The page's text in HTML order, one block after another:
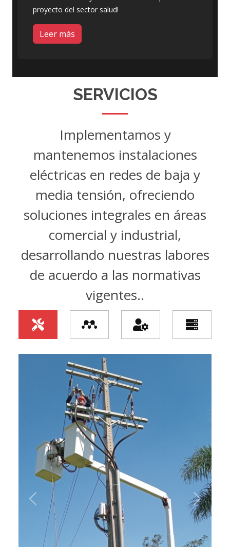
proyecto del sector salud!
Leer más
SERVICIOS
Implementamos y
mantenemos instalaciones
eléctricas en redes de baja y
media tensión, ofreciendo
soluciones integrales en áreas
comercial y industrial,
desarrollando nuestras labores
de acuerdo a las normativas
vigentes..
Previous Next